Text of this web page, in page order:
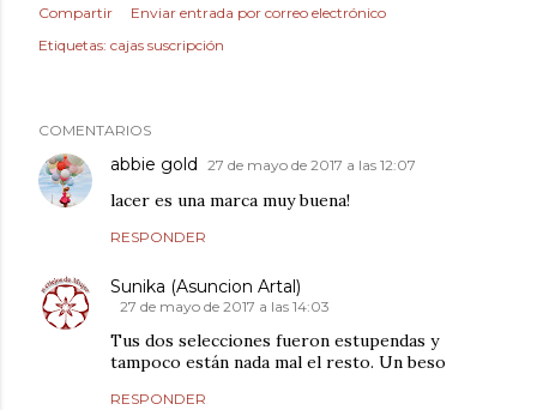
Compartir
Enviar entrada por correo electrónico
Etiquetas: cajas suscripción
COMENTARIOS
abbie gold 27 de mayo de 2017 a las 12:07
lacer es una marca muy buena!
RESPONDER
Sunika (Asuncion Artal)
27 de mayo de 2017 a las 14:03
Tus dos selecciones fueron estupendas y
tampoco están nada mal el resto. Un beso
RESPONDER